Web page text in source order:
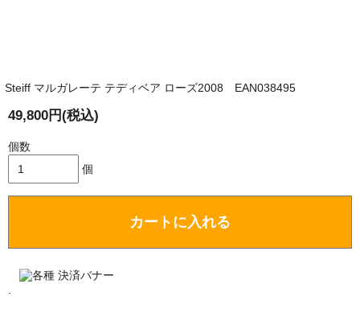
Steiff マルガレーテ テディベア ローズ2008 EAN038495
49,800円(税込)
個数
個
カートに入れる